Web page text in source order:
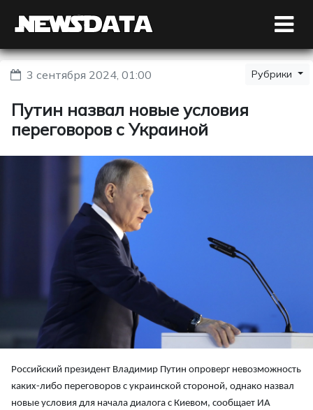
3 сентября 2024, 01:00 Рубрики
Путин назвал новые условия
переговоров с Украиной
Российский президент Владимир Путин опроверг невозможность
каких-либо переговоров с украинской стороной, однако назвал
новые условия для начала диалога с Киевом, сообщает ИА